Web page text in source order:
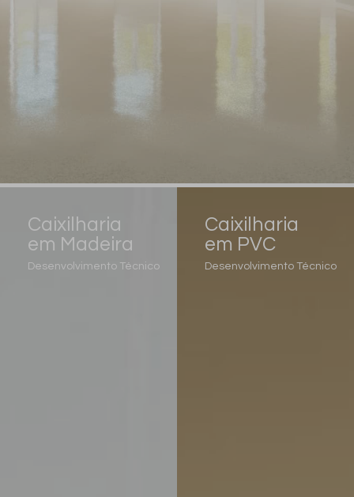
Caixilharia
em Madeira
Desenvolvimento Técnico
Caixilharia
em PVC
Desenvolvimento Técnico